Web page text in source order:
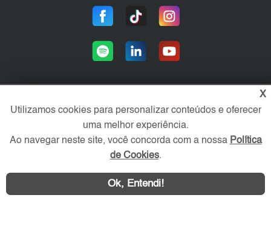
WhatsApp Contatar
Área exclusiva aos anunciantes,
acesse sua conta:
X
Utilizamos cookies para personalizar conteúdos e oferecer
uma melhor experiência.
Ao navegar neste site, você concorda com a nossa Política
de Cookies.
Ok, Entendi!